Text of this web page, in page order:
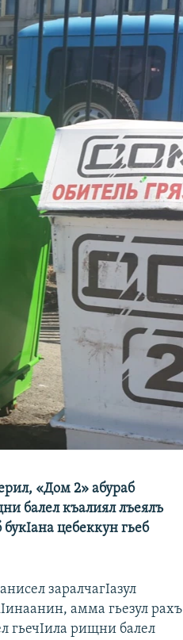
«Дом 2» абураб
балел къалиял лъеялъ
цебеккун гьеб
заралчагIазул
амма гьезул рахъ
гьечIила рищни балел